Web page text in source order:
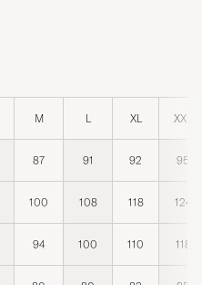
M L XL XXL
87 91 92 95
100 108 118 124
94 100 110 118